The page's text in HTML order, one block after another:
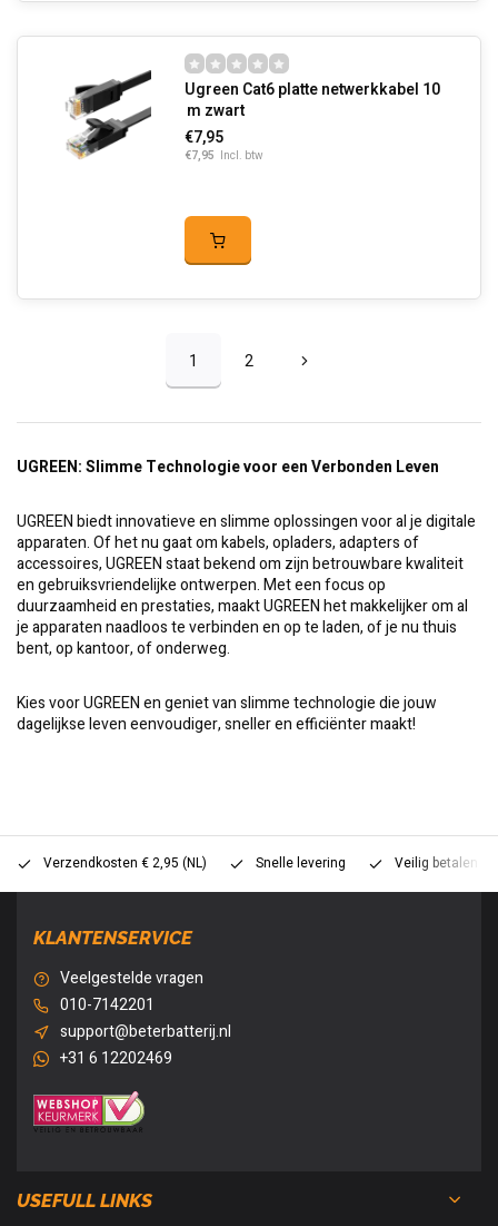
Ugreen Cat6 platte netwerkkabel 10
m zwart
€7,95
€7,95 Incl. btw
1 2
UGREEN: Slimme Technologie voor een Verbonden Leven
UGREEN biedt innovatieve en slimme oplossingen voor al je digitale
apparaten. Of het nu gaat om kabels, opladers, adapters of
accessoires, UGREEN staat bekend om zijn betrouwbare kwaliteit
en gebruiksvriendelijke ontwerpen. Met een focus op
duurzaamheid en prestaties, maakt UGREEN het makkelijker om al
je apparaten naadloos te verbinden en op te laden, of je nu thuis
bent, op kantoor, of onderweg.
Kies voor UGREEN en geniet van slimme technologie die jouw
dagelijkse leven eenvoudiger, sneller en efficiënter maakt!
Verzendkosten € 2,95 (NL) Snelle levering Veilig betalen
KLANTENSERVICE
Veelgestelde vragen
010-7142201
support@beterbatterij.nl
+31 6 12202469
USEFULL LINKS